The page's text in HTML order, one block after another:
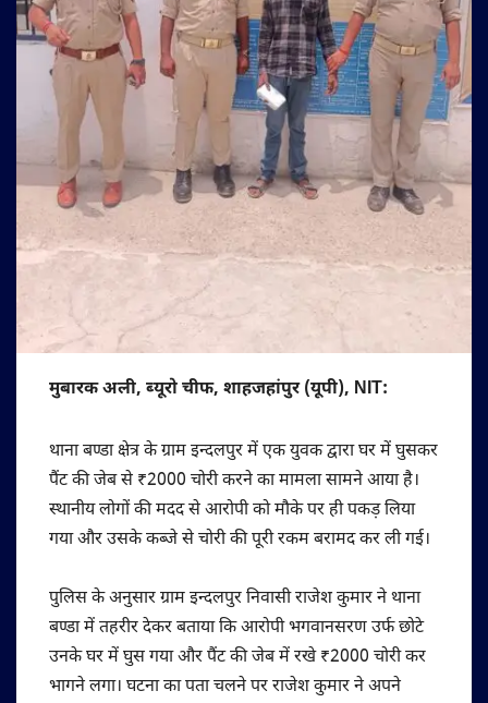
मुबारक अली, ब्यूरो चीफ, शाहजहांपुर (यूपी), NIT:
थाना बण्डा क्षेत्र के ग्राम इन्दलपुर में एक युवक द्वारा घर में घुसकर
पैंट की जेब से ₹2000 चोरी करने का मामला सामने आया है।
स्थानीय लोगों की मदद से आरोपी को मौके पर ही पकड़ लिया
गया और उसके कब्जे से चोरी की पूरी रकम बरामद कर ली गई।
पुलिस के अनुसार ग्राम इन्दलपुर निवासी राजेश कुमार ने थाना
बण्डा में तहरीर देकर बताया कि आरोपी भगवानसरण उर्फ छोटे
उनके घर में घुस गया और पैंट की जेब में रखे ₹2000 चोरी कर
भागने लगा। घटना का पता चलने पर राजेश कुमार ने अपने